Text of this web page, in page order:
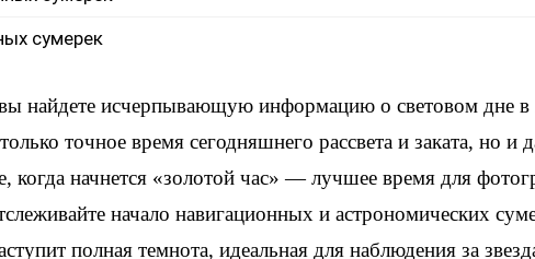
сумерек
найдете исчерпывающую информацию о световом дне
точное время сегодняшнего рассвета и заката, но
когда начнется «золотой час» — лучшее время для
начало навигационных и астрономических
полная темнота, идеальная для наблюдения за